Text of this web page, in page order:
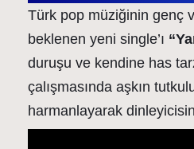
Türk pop müziğinin genç
beklenen yeni single’ı
duruşu ve kendine has
çalışmasında aşkın
harmanlayarak